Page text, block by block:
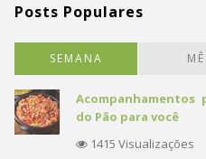
Posts Populares
SEMANA
Acompanhamentos
do Pão para você
1415 Visualizações